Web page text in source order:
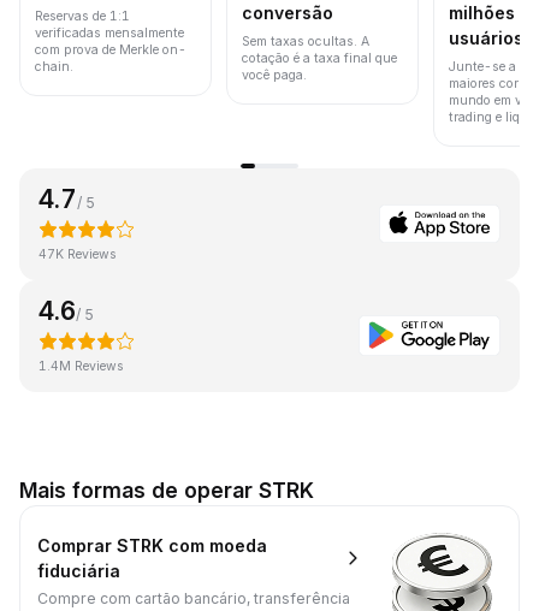
Reservas de 1:1
verificadas mensalmente
com prova de Merkle on-
chain.
conversão
Sem taxas ocultas. A
cotação é a taxa final que
você paga.
milhões
usuários
Junte-se a
maiores
mundo em
trading e
4.7 / 5
47K Reviews
4.6/ 5
1.4M Reviews
Mais formas de operar STRK
Comprar STRK com moeda
fiduciária
Compre com cartão bancário, transferência